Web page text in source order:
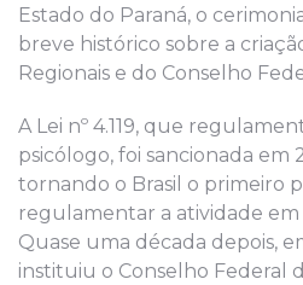
Estado do Paraná, o
breve histórico sobre a
Regionais e do Conselho
A Lei nº 4.119, que
psicólogo, foi sancionada em
tornando o Brasil o primeiro
regulamentar a atividade em
Quase uma década depois,
instituiu o Conselho Federal